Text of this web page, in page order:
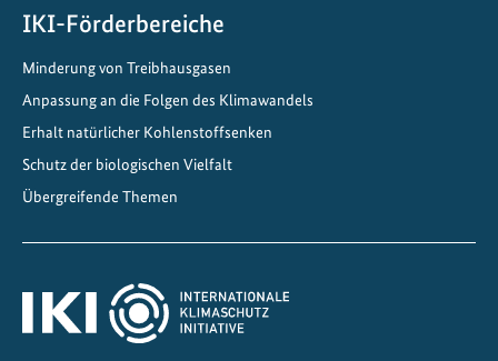
IKI-Förderbereiche
Minderung von Treibhausgasen
Anpassung an die Folgen des Klimawandels
Erhalt natürlicher Kohlenstoffsenken
Schutz der biologischen Vielfalt
Übergreifende Themen